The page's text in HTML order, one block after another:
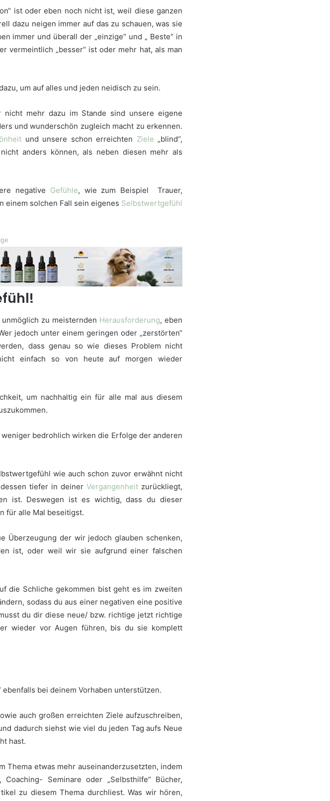
ist oder eben noch nicht ist, weil diese ganzen
dazu neigen immer auf das zu schauen, was sie
immer und überall der „einzige“ und „ Beste“ in
vermeintlich „besser“ ist oder mehr hat, als man
um auf alles und jeden neidisch zu sein.
mehr dazu im Stande sind unsere eigene
und wunderschön zugleich macht zu erkennen.
und unsere schon erreichten Ziele „blind“,
anders können, als neben diesen mehr als
negative Gefühle, wie zum Beispiel Trauer,
einem solchen Fall sein eigenes Selbstwertgefühl
zu meisternden Herausforderung, eben
jedoch unter einem geringen oder „zerstörten“
dass genau so wie dieses Problem nicht
einfach so von heute auf morgen wieder
um nachhaltig ein für alle mal aus diesem
bedrohlich wirken die Erfolge der anderen
wie auch schon zuvor erwähnt nicht
tiefer in deiner Vergangenheit zurückliegt,
ist. Deswegen ist es wichtig, dass du dieser
für alle Mal beseitigst.
Überzeugung der wir jedoch glauben schenken,
ist, oder weil wir sie aufgrund einer falschen
die Schliche gekommen bist geht es im zweiten
sodass du aus einer negativen eine positive
du dir diese neue/ bzw. richtige jetzt richtige
wieder vor Augen führen, bis du sie komplett
bei deinem Vorhaben unterstützen.
auch großen erreichten Ziele aufzuschreiben,
dadurch siehst wie viel du jeden Tag aufs Neue
hast.
Thema etwas mehr auseinanderzusetzten, indem
Seminare oder „Selbsthilfe“ Bücher,
zu diesem Thema durchliest. Was wir hören,